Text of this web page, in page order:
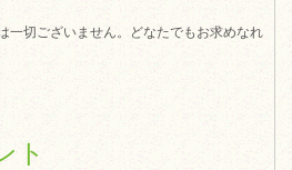
切ございません。どなたでもお求めなれ
ト